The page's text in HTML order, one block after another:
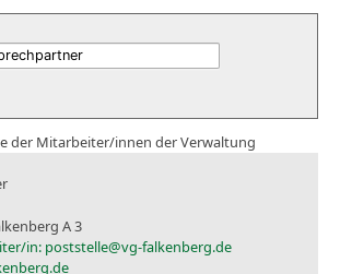
der Mitarbeiter/innen der Verwaltung
A 3